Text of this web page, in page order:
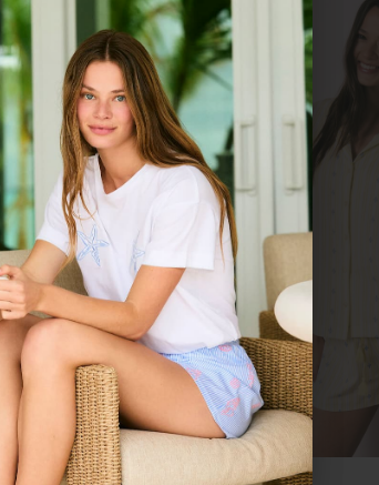
NEW
وومن سيكريت